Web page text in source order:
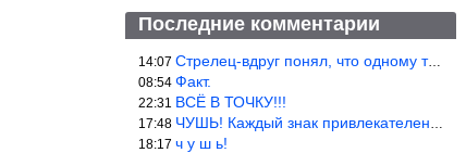
Последние комментарии
14:07 Стрелец-вдруг понял, что одному то и жить легче.
08:54 Факт.
22:31 ВСЁ В ТОЧКУ!!!
17:48 ЧУШЬ! Каждый знак привлекателен! И среди Весов, Близнецов встреч
18:17 ч у ш ь!